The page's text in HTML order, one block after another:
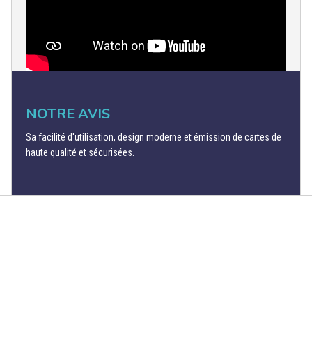
NOTRE AVIS
Sa facilité d'utilisation, design moderne et émission de cartes de
haute qualité et sécurisées.